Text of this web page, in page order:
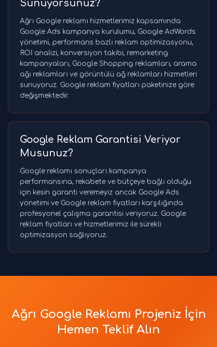
Sunuyorsunuz?
Ağrı Google reklamı hizmetlerimiz kapsamında
Google Ads kampanya kurulumu, Google AdWords
yönetimi, performans bazlı reklam optimizasyonu,
ROI analizi, konversiyon takibi, remarketing
kampanyaları, Google Shopping reklamları, arama
ağı reklamları ve görüntülü ağ reklamları hizmetleri
sunuyoruz. Google reklam fiyatları paketinize göre
değişmektedir.
Google Reklam Garantisi Veriyor
Musunuz?
Google reklamı sonuçları kampanya
performansına, rekabete ve bütçeye bağlı olduğu
için kesin garanti veremeyiz ancak Google Ads
yönetimi ve Google reklam fiyatları karşılığında
profesyonel çalışma garantisi veriyoruz. Google
reklam fiyatları ve hizmetlerimiz ile sürekli
optimizasyon sağlıyoruz.
Ağrı Google Reklamı Projeniz İçin
Hemen Teklif Alın